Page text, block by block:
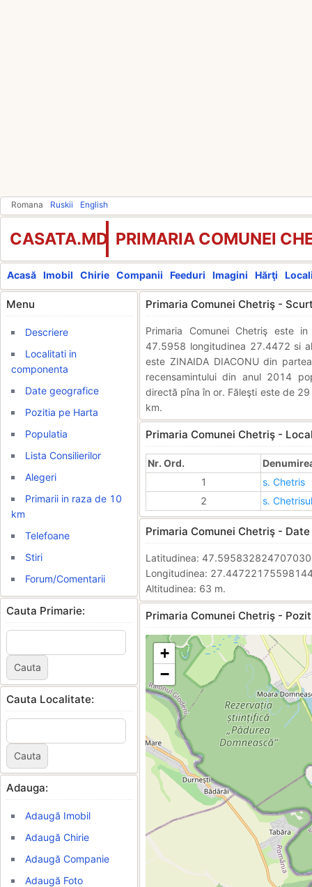
Romana Ruskii English
CASATA.MD PRIMARIA COMUNEI
Acasă Imobil Chirie Companii Feeduri Imagini Hărţi
Menu
Descriere
Localitati in
componenta
Date geografice
Pozitia pe Harta
Populatia
Lista Consilierilor
Alegeri
Primarii in raza de 10
km
Telefoane
Stiri
Forum/Comentarii
Cauta Primarie:
Cauta Localitate:
Adauga:
Adaugă Imobil
Adaugă Chirie
Adaugă Companie
Adaugă Foto
Primaria Comunei Chetriş -
Primaria Comunei Chetriş este
47.5958 longitudinea 27.4472 si
este ZINAIDA DIACONU din
recensamintului din anul 2014
directă pîna în or. Făleşti este de
km.
Primaria Comunei Chetriş -
Nr. Ord.
1
s. Chetris
2
s.
Primaria Comunei Chetriş -
Latitudinea:
Longitudinea:
Altitudinea: 63 m.
Primaria Comunei Chetriş -
+
−